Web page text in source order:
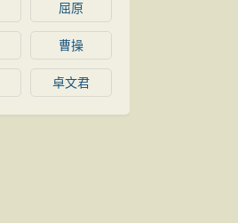
屈原
曹操
卓文君